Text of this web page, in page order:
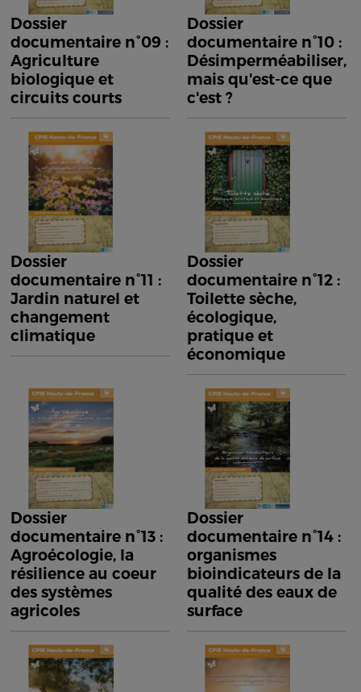
Dossier
documentaire n°09 :
Agriculture
biologique et
circuits courts
Dossier
documentaire n°10 :
Désimperméabiliser,
mais qu'est-ce que
c'est ?
Dossier
documentaire n°11 :
Jardin naturel et
changement
climatique
Dossier
documentaire n°12 :
Toilette sèche,
écologique,
pratique et
économique
Dossier
documentaire n°13 :
Agroécologie, la
résilience au coeur
des systèmes
agricoles
Dossier
documentaire n°14 :
organismes
bioindicateurs de la
qualité des eaux de
surface